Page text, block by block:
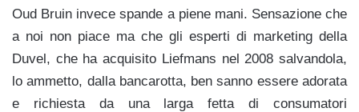
Oud Bruin invece spande a piene mani. Sensazione che
a noi non piace ma che gli esperti di marketing della
Duvel, che ha acquisito Liefmans nel 2008 salvandola,
lo ammetto, dalla bancarotta, ben sanno essere adorata
e richiesta da una larga fetta di consumatori